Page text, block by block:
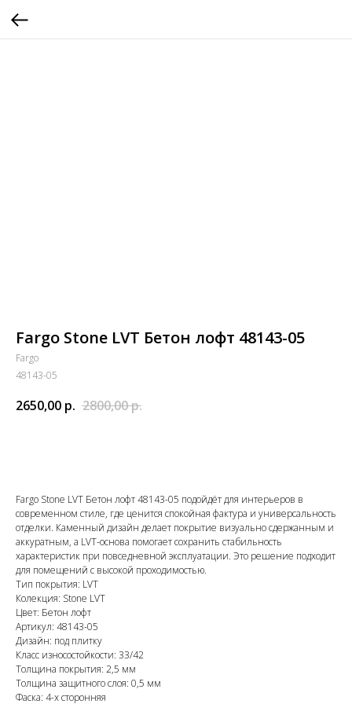
Fargo Stone LVT Бетон лофт 48143-05
Fargo
48143-05
2650,00 р. 2800,00р.
Fargo Stone LVT Бетон лофт 48143-05 подойдёт для интерьеров в
современном стиле, где ценится спокойная фактура и универсальность
отделки. Каменный дизайн делает покрытие визуально сдержанным и
аккуратным, а LVT-основа помогает сохранить стабильность
характеристик при повседневной эксплуатации. Это решение подходит
для помещений с высокой проходимостью.
Тип покрытия: LVT
Колекция: Stone LVT
Цвет: Бетон лофт
Артикул: 48143-05
Дизайн: под плитку
Класс износостойкости: 33/42
Толщина покрытия: 2,5 мм
Толщина защитного слоя: 0,5 мм
Фаска: 4-х сторонняя